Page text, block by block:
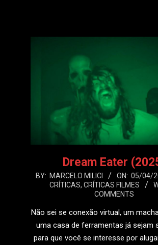
Dream Eater
2026-
BY: MARCELO MILICI ON: 05/04/
CRÍTICAS, CRÍTICAS FILMES
COMMENTS
Não sei se conexão virtual, um
uma casa de ferramentas já sejam
para que você se interesse por